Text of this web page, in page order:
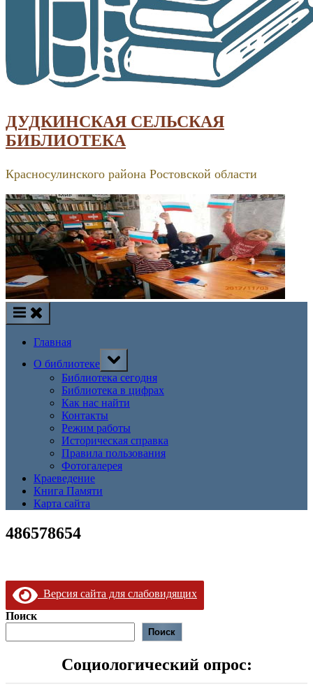
ДУДКИНСКАЯ СЕЛЬСКАЯ
БИБЛИОТЕКА
Красносулинского района Ростовской области
Главная
О библиотеке
Toggle
sub-
menu
Библиотека сегодня
Библиотека в цифрах
Как нас найти
Контакты
Режим работы
Историческая справка
Правила пользования
Фотогалерея
Краеведение
Книга Памяти
Карта сайта
486578654
Версия сайта для слабовидящих
Поиск
Поиск
Социологический опрос: